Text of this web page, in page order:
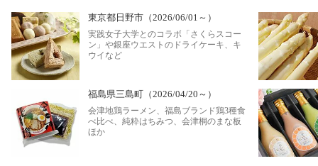
東京都日野市（2026/06/01～）
実践女子大学とのコラボ「さくらスコー
ン」や銀座ウエストのドライケーキ、キ
ウイなど
福島県三島町（2026/04/20～）
会津地鶏ラーメン、福島ブランド鶏3種食
べ比べ、純粋はちみつ、会津桐のまな板
ほか